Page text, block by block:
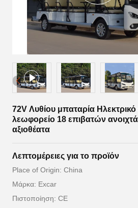
72V Λυθίου μπαταρία
λεωφορείο 18 επιβατών
αξιοθέατα
Λεπτομέρειες για το προϊόν
Place of Origin: China
Μάρκα: Excar
Πιστοποίηση: CE